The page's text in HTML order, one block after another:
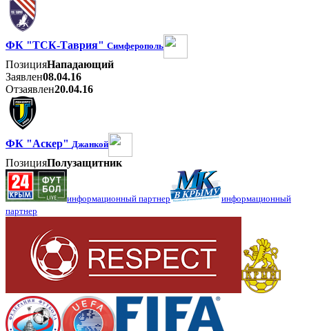
ФК "ТСК-Таврия" Симферополь
ПозицияНападающий
Заявлен08.04.16
Отзаявлен20.04.16
ФК "Аскер" Джанкой
ПозицияПолузащитник
информационный партнер
информационный
партнер